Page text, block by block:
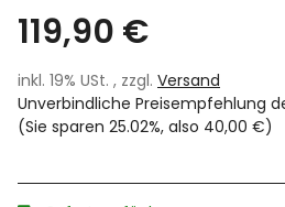
119,90 €
inkl. 19% USt. , zzgl. Versand
Unverbindliche Preisempfehlung
(Sie sparen 25.02%, also 40,00 €)